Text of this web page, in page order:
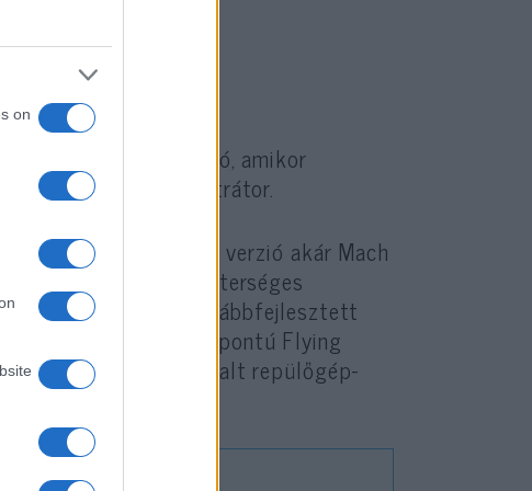
on
az idei évben várható, amikor
technológiai demonstrátor.
is vizsgálja. Ez a verzió akár Mach
lehet, fejlettebb mesterséges
kialakítással és továbbfejlesztett
a bengalurui központú Flying
meg, tapasztalt repülőgép-